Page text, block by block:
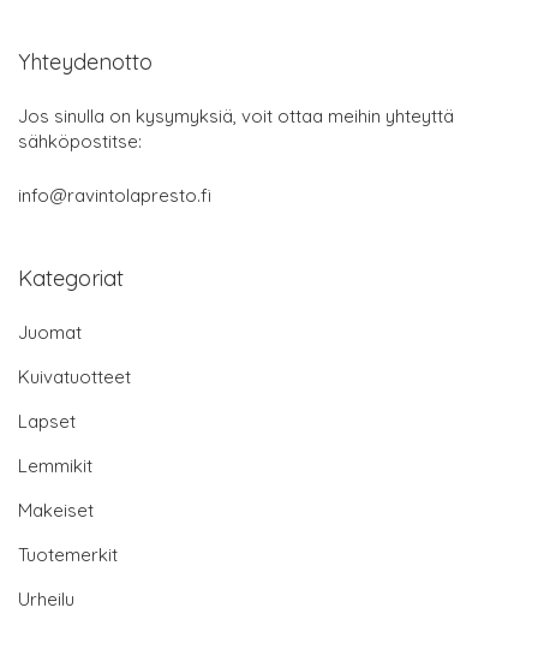
Yhteydenotto
Jos sinulla on kysymyksiä, voit ottaa meihin yhteyttä
sähköpostitse:
info@ravintolapresto.fi
Kategoriat
Juomat
Kuivatuotteet
Lapset
Lemmikit
Makeiset
Tuotemerkit
Urheilu